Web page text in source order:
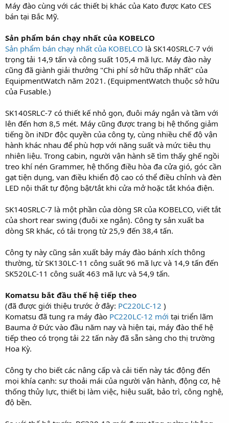
Máy đào cùng với các thiết bị khác của Kato được Kato CES
bán tại Bắc Mỹ.
Sản phẩm bán chạy nhất của KOBELCO
Sản phẩm bán chạy nhất của KOBELCO là SK140SRLC-7 với
trọng tải 14,9 tấn và công suất 105,4 mã lực. Máy đào này
cũng đã giành giải thưởng "Chi phí sở hữu thấp nhất" của
EquipmentWatch năm 2021. (EquipmentWatch thuộc sở hữu
của Fusable.)
SK140SRLC-7 có thiết kế nhỏ gọn, đuôi máy ngắn và tầm với
lên đến hơn 8,5 mét. Máy cũng được trang bị hệ thống giảm
tiếng ồn iNDr độc quyền của công ty, cùng nhiều chế độ vận
hành khác nhau để phù hợp với năng suất và mức tiêu thụ
nhiên liệu. Trong cabin, người vận hành sẽ tìm thấy ghế ngồi
treo khí nén Grammer, hệ thống điều hòa đa cửa gió, góc cần
gạt tiện dụng, van điều khiển độ cao có thể điều chỉnh và đèn
LED nội thất tự động bật/tắt khi cửa mở hoặc tắt khóa điện.
SK140SRLC-7 là một phần của dòng SR của KOBELCO, viết tắt
của short rear swing (đuôi xe ngắn). Công ty sản xuất ba
dòng SR khác, có tải trọng từ 25,9 đến 38,4 tấn.
Công ty này cũng sản xuất bảy máy đào bánh xích thông
thường, từ SK130LC-11 công suất 96 mã lực và 14,9 tấn đến
SK520LC-11 công suất 463 mã lực và 54,9 tấn.
Komatsu bắt đầu thế hệ tiếp theo
(đã được giới thiệu trước ở đây: PC220LC-12 )
Komatsu đã tung ra máy đào PC220LC-12 mới tại triển lãm
Bauma ở Đức vào đầu năm nay và hiện tại, máy đào thế hệ
tiếp theo có trọng tải 22 tấn này đã sẵn sàng cho thị trường
Hoa Kỳ.
Công ty cho biết các nâng cấp và cải tiến này tác động đến
mọi khía cạnh: sự thoải mái của người vận hành, động cơ, hệ
thống thủy lực, thiết bị làm việc, hiệu suất, bảo trì, công nghệ,
độ bền.